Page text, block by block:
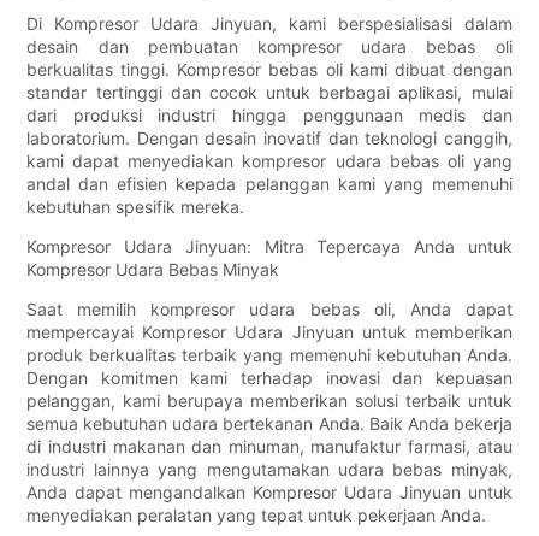
Di Kompresor Udara Jinyuan, kami berspesialisasi dalam
desain dan pembuatan kompresor udara bebas oli
berkualitas tinggi. Kompresor bebas oli kami dibuat dengan
standar tertinggi dan cocok untuk berbagai aplikasi, mulai
dari produksi industri hingga penggunaan medis dan
laboratorium. Dengan desain inovatif dan teknologi canggih,
kami dapat menyediakan kompresor udara bebas oli yang
andal dan efisien kepada pelanggan kami yang memenuhi
kebutuhan spesifik mereka.
Kompresor Udara Jinyuan: Mitra Tepercaya Anda untuk
Kompresor Udara Bebas Minyak
Saat memilih kompresor udara bebas oli, Anda dapat
mempercayai Kompresor Udara Jinyuan untuk memberikan
produk berkualitas terbaik yang memenuhi kebutuhan Anda.
Dengan komitmen kami terhadap inovasi dan kepuasan
pelanggan, kami berupaya memberikan solusi terbaik untuk
semua kebutuhan udara bertekanan Anda. Baik Anda bekerja
di industri makanan dan minuman, manufaktur farmasi, atau
industri lainnya yang mengutamakan udara bebas minyak,
Anda dapat mengandalkan Kompresor Udara Jinyuan untuk
menyediakan peralatan yang tepat untuk pekerjaan Anda.